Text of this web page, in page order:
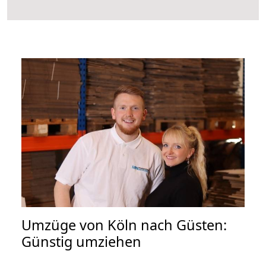
Umzüge von Köln nach Güsten:
Günstig umziehen